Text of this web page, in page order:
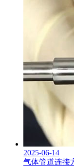
2025-06-14
气体管道连接